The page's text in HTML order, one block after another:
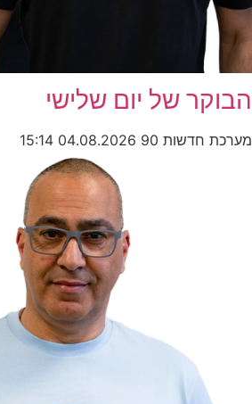
הבוקר של יום שלישי
מערכת חדשות 90 04.08.2026
15:14